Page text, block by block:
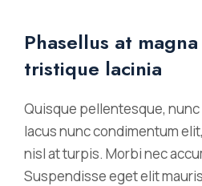
Phasellus at
tristique lacinia
Quisque pellentesque, nunc
lacus nunc condimentum
nisl at turpis. Morbi nec
Suspendisse eget elit